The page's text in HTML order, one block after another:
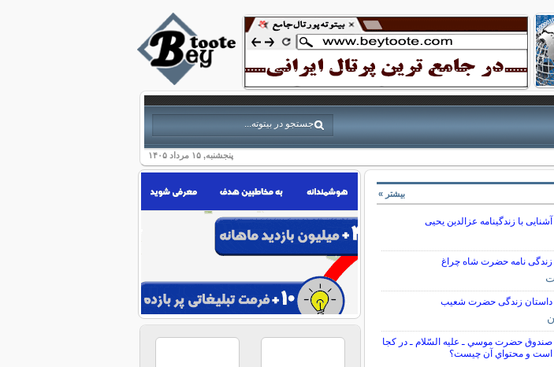
پنجشنبه, ۱۵ مرداد ۱۴۰۵
آشنایی با زندگینامه عزالدین یحیی
زندگی نامه حضرت شاه چراغ
داستان زندگی حضرت شعیب
صندوق حضرت موسي ـ عليه السّلام ـ در كجا
است و محتواي آن چيست؟
بیشتر »